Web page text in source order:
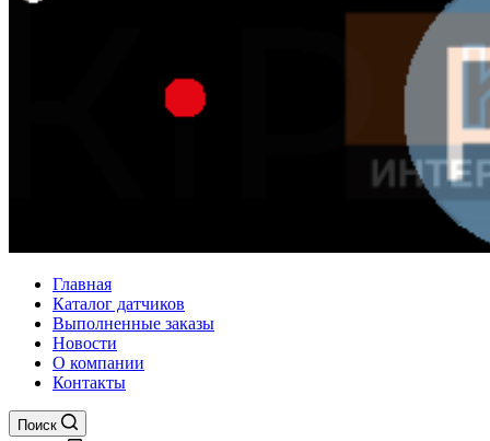
Главная
Каталог датчиков
Выполненные заказы
Новости
О компании
Контакты
Поиск